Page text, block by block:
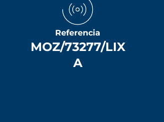
Referencia
MOZ/73277/LIX
A